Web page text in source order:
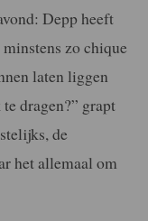
Depp heeft
zo chique
laten liggen
dragen?” grapt
de
het allemaal om